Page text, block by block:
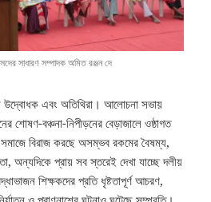
সাধারণ সম্পাদক অমিত রঞ্জন দে
এবং অতিথিরা। আলোচনা সভায়
শোষণ-বঞ্চনা-নিপীড়নের বেড়াজালে ওষ্ঠাগত
বিরাজ করছে অসম্ভব রকমের বৈষম্য,
অন্যদিকে প্রায় সব স্তরেই দেখা যাচ্ছে দলীয়
শিক্ষকদের প্রতি ধৃষ্টতাপূর্ণ আচরণ,